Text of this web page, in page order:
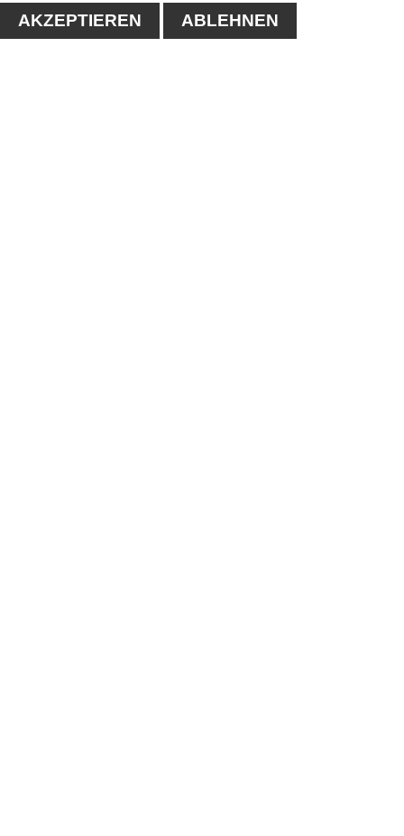
AKZEPTIEREN ABLEHNEN